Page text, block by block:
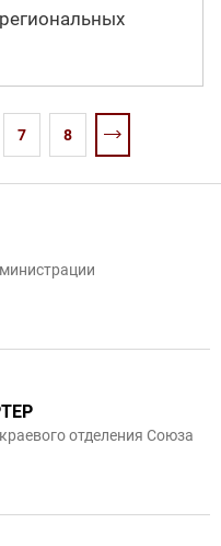
7 8
отделения Союза